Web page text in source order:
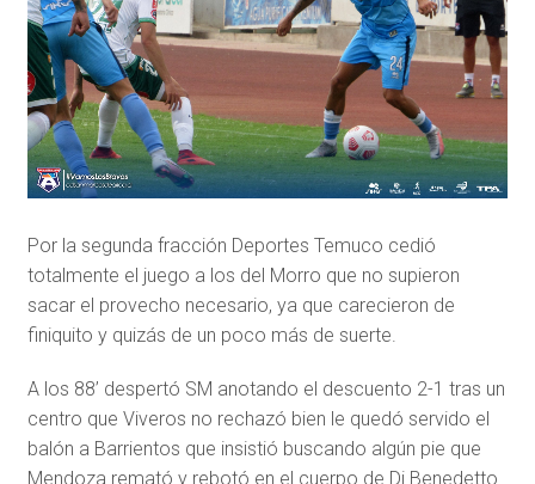
Por la segunda fracción Deportes Temuco cedió
totalmente el juego a los del Morro que no supieron
sacar el provecho necesario, ya que carecieron de
finiquito y quizás de un poco más de suerte.
A los 88’ despertó SM anotando el descuento 2-1 tras un
centro que Viveros no rechazó bien le quedó servido el
balón a Barrientos que insistió buscando algún pie que
Mendoza remató y rebotó en el cuerpo de Di Benedetto